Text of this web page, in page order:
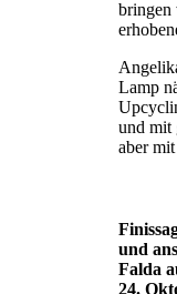
bringen
Lamp
und mit
aber
und
Falda
24.